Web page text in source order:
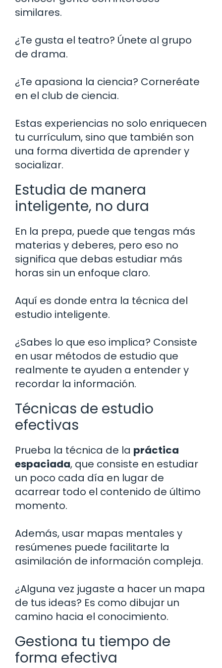
similares.
¿Te gusta el teatro? Únete al grupo
de drama.
¿Te apasiona la ciencia? Corneréate
en el club de ciencia.
Estas experiencias no solo enriquecen
tu currículum, sino que también son
una forma divertida de aprender y
socializar.
Estudia de manera
inteligente, no dura
En la prepa, puede que tengas más
materias y deberes, pero eso no
significa que debas estudiar más
horas sin un enfoque claro.
Aquí es donde entra la técnica del
estudio inteligente.
¿Sabes lo que eso implica? Consiste
en usar métodos de estudio que
realmente te ayuden a entender y
recordar la información.
Técnicas de estudio
efectivas
Prueba la técnica de la práctica
espaciada, que consiste en estudiar
un poco cada día en lugar de
acarrear todo el contenido de último
momento.
Además, usar mapas mentales y
resúmenes puede facilitarte la
asimilación de información compleja.
¿Alguna vez jugaste a hacer un mapa
de tus ideas? Es como dibujar un
camino hacia el conocimiento.
Gestiona tu tiempo de
forma efectiva